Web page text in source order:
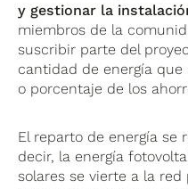
y gestionar la
miembros de la
suscribir parte del
cantidad de energía
o porcentaje de los
El reparto de energía se
decir, la energía
solares se vierte a la